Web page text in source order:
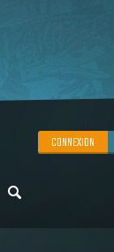
CONNEXION